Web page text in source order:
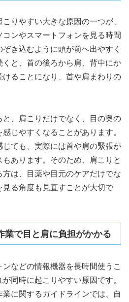
りやすい大きな原因の一つが、
ンやスマートフォンを見る時間
き込むように頭が前へ出やすく
と、首の後ろから肩、背中にか
ることになり、首や肩まわりの
、肩こりだけでなく、目の奥の
じやすくなることがあります。
じても、実際には首や肩の緊張が
あります。そのため、肩こりと
方は、目薬や目元のケアだけでな
見る角度も見直すことが大切で
業で目と肩に負担がかかる
などの情報機器を長時間使うこ
同時に起こりやすい原因です。
に関するガイドラインでは、自